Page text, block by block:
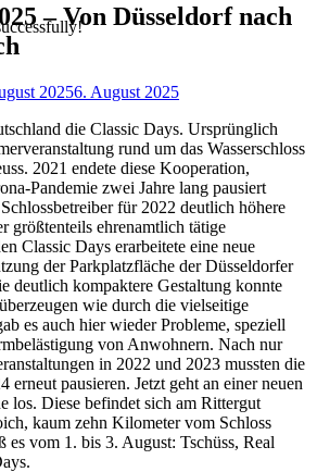
– Von Düsseldorf nach
20256. August 2025
die Classic Days. Ursprünglich
rund um das Wasserschloss
2021 endete diese Kooperation,
Pandemie zwei Jahre lang pausiert
für 2022 deutlich höhere
größtenteils ehrenamtlich tätige
Classic Days erarbeitete eine neue
der Parkplatzfläche der Düsseldorfer
deutlich kompaktere Gestaltung konnte
wie durch die vielseitige
es auch hier wieder Probleme, speziell
von Anwohnern. Nach nur
in 2022 und 2023 mussten die
erneut pausieren. Jetzt geht an einer neuen
los. Diese befindet sich am Rittergut
kaum zehn Kilometer vom Schloss
vom 1. bis 3. August: Tschüss, Real